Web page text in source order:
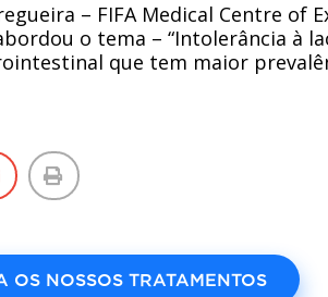
– FIFA Medical Centre of
o tema – “Intolerância à
que tem maior
OS NOSSOS TRATAMENTOS